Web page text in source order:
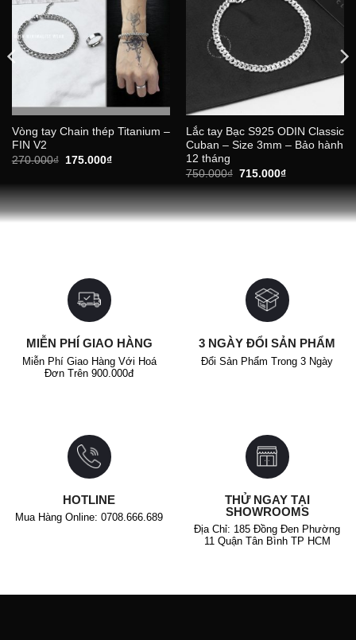
Vòng tay Chain thép Titanium –
FIN V2
270.000₫
Giá
270.000₫.
175.000₫Giá
là:
175.000₫.
Lắc tay Bạc S925 ODIN Classic
Cuban – Size 3mm – Bảo hành
12 tháng
750.000₫ Giá
là:
750.000₫.
715.000₫Giá
tại
là:
715.000₫.
MIỄN PHÍ GIAO HÀNG
Miễn Phí Giao Hàng Với Hoá
Đơn Trên 900.000đ
3 NGÀY ĐỔI SẢN PHẨM
Đổi Sản Phẩm Trong 3 Ngày
HOTLINE
Mua Hàng Online: 0708.666.689
THỬ NGAY TẠI
SHOWROOMS
Địa Chỉ: 185 Đồng Đen Phường
11 Quận Tân Bình TP HCM